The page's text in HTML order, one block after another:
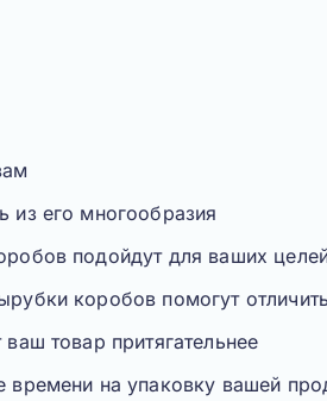
из его многообразия
подойдут для ваших
коробов помогут
товар притягательнее
времени на упаковку вашей